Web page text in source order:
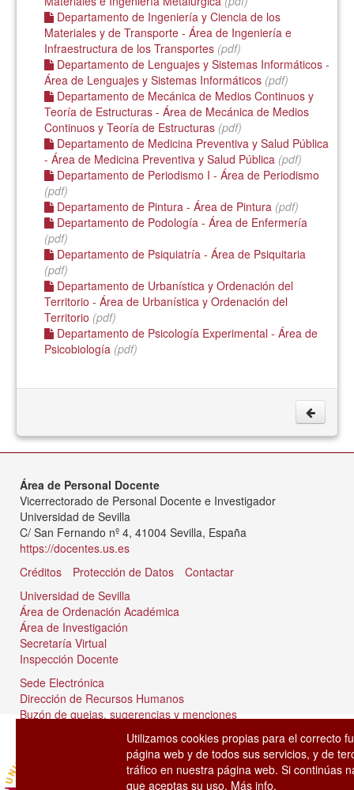
Departamento de Ingeniería y Ciencia de los
Materiales y de Transporte - Área de Ingeniería e
Infraestructura de los Transportes (pdf)
Departamento de Lenguajes y Sistemas Informáticos -
Área de Lenguajes y Sistemas Informáticos (pdf)
Departamento de Mecánica de Medios Continuos y
Teoría de Estructuras - Área de Mecánica de Medios
Continuos y Teoría de Estructuras (pdf)
Departamento de Medicina Preventiva y Salud Pública
- Área de Medicina Preventiva y Salud Pública (pdf)
Departamento de Periodismo I - Área de Periodismo
(pdf)
Departamento de Pintura - Área de Pintura (pdf)
Departamento de Podología - Área de Enfermería
(pdf)
Departamento de Psiquiatría - Área de Psiquitaria
(pdf)
Departamento de Urbanística y Ordenación del
Territorio - Área de Urbanística y Ordenación del
Territorio (pdf)
Departamento de Psicología Experimental - Área de
Psicobiología (pdf)
Área de Personal Docente
Vicerrectorado de Personal Docente e Investigador
Universidad de Sevilla
C/ San Fernando nº 4, 41004 Sevilla, España
https://docentes.us.es
Créditos
Protección de Datos
Contactar
Universidad de Sevilla
Área de Ordenación Académica
Área de Investigación
Secretaría Virtual
Inspección Docente
Sede Electrónica
Dirección de Recursos Humanos
Buzón de quejas, sugerencias y menciones
Utilizamos cookies propias para el correcto
página web y de todos sus servicios, y de
tráfico en nuestra página web. Si continúas
que aceptas su uso. Más info.